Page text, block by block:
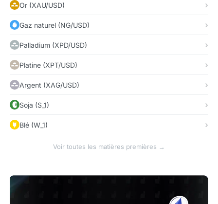
Or (XAU/USD)
Gaz naturel (NG/USD)
Palladium (XPD/USD)
Platine (XPT/USD)
Argent (XAG/USD)
Soja (S_1)
Blé (W_1)
Voir toutes les matières premières →